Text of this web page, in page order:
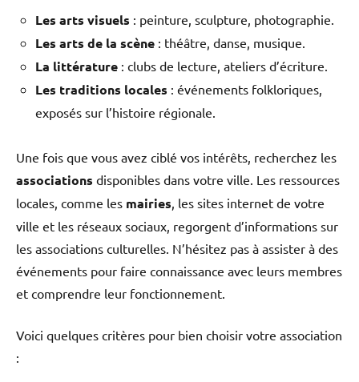
Les arts visuels : peinture, sculpture, photographie.
Les arts de la scène : théâtre, danse, musique.
La littérature : clubs de lecture, ateliers d’écriture.
Les traditions locales : événements folkloriques,
exposés sur l’histoire régionale.
Une fois que vous avez ciblé vos intérêts, recherchez les
associations disponibles dans votre ville. Les ressources
locales, comme les mairies, les sites internet de votre
ville et les réseaux sociaux, regorgent d’informations sur
les associations culturelles. N’hésitez pas à assister à des
événements pour faire connaissance avec leurs membres
et comprendre leur fonctionnement.
Voici quelques critères pour bien choisir votre association
: